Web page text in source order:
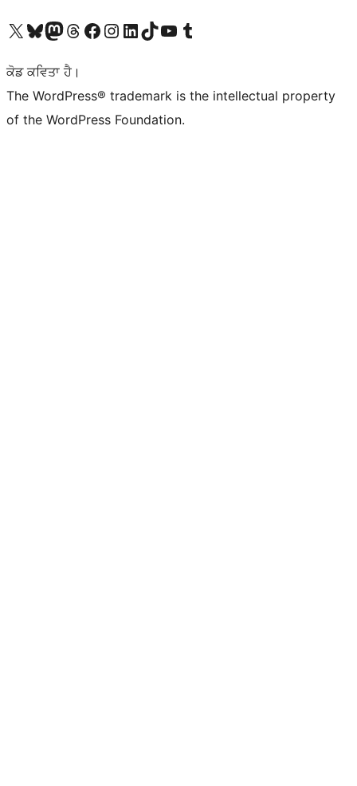
Visit our X (formerly Twitter) account
Visit our Bluesky account
Visit our Mastodon account
Visit our Threads account
Visit our Facebook page
Visit our Instagram account
Visit our LinkedIn account
Visit our TikTok account
Visit our YouTube channel
Visit our Tumblr account
ਕੋਡ ਕਵਿਤਾ ਹੈ।
The WordPress® trademark is the intellectual property
of the WordPress Foundation.